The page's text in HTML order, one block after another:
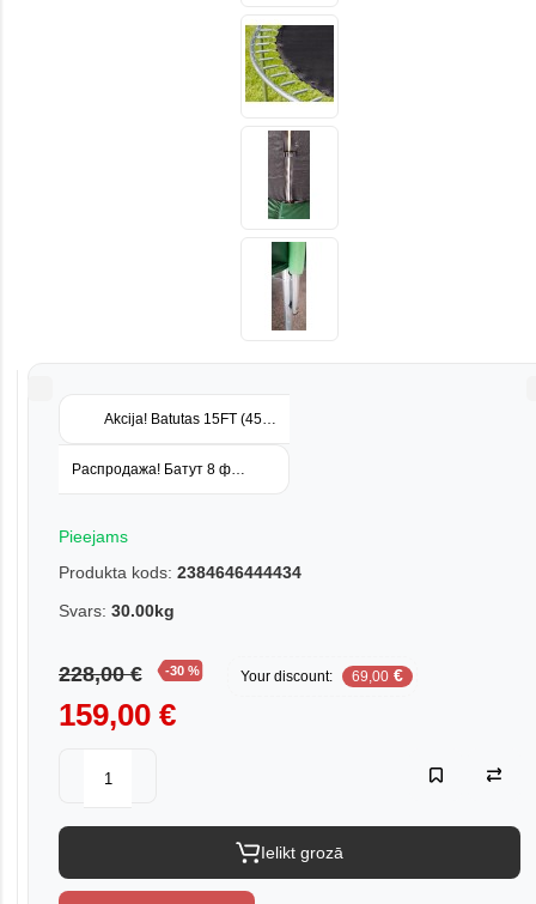
Akcija! Batutas 15FT (457cm) Kengūra su vidiniu apsauginiu tinklu
Распродажа! Батут 8 футов (244 см) OHO с внутренней защитной
Pieejams
Produkta kods: 2384646444434
Svars: 30.00kg
228,00 € -30 % Your discount: 69,00 €
159,00 €
Ielikt grozā